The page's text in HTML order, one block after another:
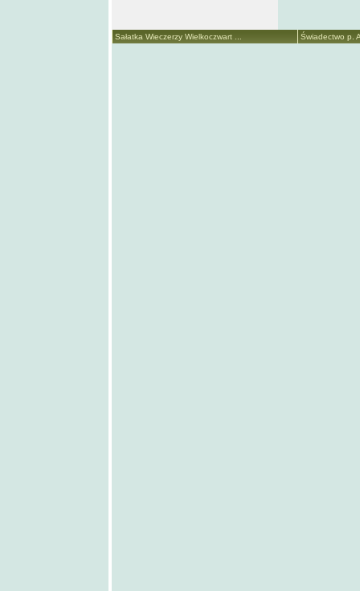
Sałatka Wieczerzy Wielkoczwart ... Świadectwo p.